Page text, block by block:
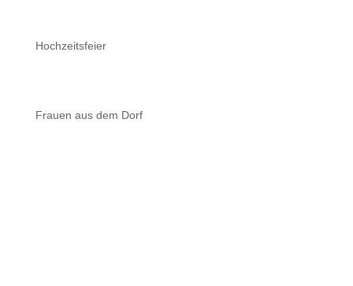
Hochzeitsfeier
Frauen aus dem Dorf